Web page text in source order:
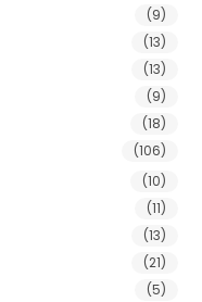
(9)
(13)
(13)
(9)
(18)
(106)
(10)
(11)
(13)
(21)
(5)